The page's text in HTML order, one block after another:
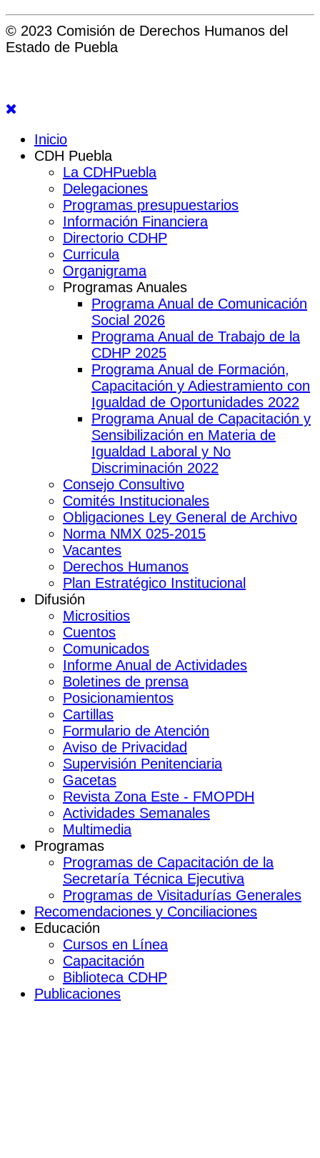
© 2023 Comisión de Derechos Humanos del
Estado de Puebla
Inicio
CDH Puebla
La CDHPuebla
Delegaciones
Programas presupuestarios
Información Financiera
Directorio CDHP
Curricula
Organigrama
Programas Anuales
Programa Anual de Comunicación
Social 2026
Programa Anual de Trabajo de la
CDHP 2025
Programa Anual de Formación,
Capacitación y Adiestramiento con
Igualdad de Oportunidades 2022
Programa Anual de Capacitación y
Sensibilización en Materia de
Igualdad Laboral y No
Discriminación 2022
Consejo Consultivo
Comités Institucionales
Obligaciones Ley General de Archivo
Norma NMX 025-2015
Vacantes
Derechos Humanos
Plan Estratégico Institucional
Difusión
Micrositios
Cuentos
Comunicados
Informe Anual de Actividades
Boletines de prensa
Posicionamientos
Cartillas
Formulario de Atención
Aviso de Privacidad
Supervisión Penitenciaria
Gacetas
Revista Zona Este - FMOPDH
Actividades Semanales
Multimedia
Programas
Programas de Capacitación de la
Secretaría Técnica Ejecutiva
Programas de Visitadurías Generales
Recomendaciones y Conciliaciones
Educación
Cursos en Línea
Capacitación
Biblioteca CDHP
Publicaciones